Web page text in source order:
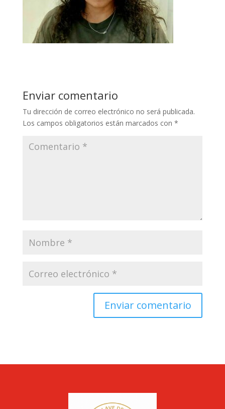
Enviar comentario
Tu dirección de correo electrónico no será publicada.
Los campos obligatorios están marcados con *